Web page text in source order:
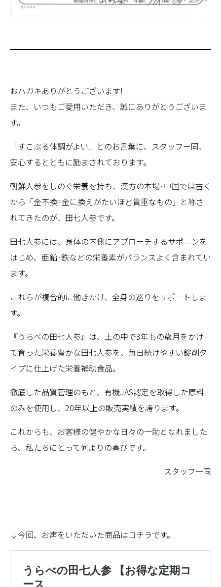
おハガキありがとうございます!
また、いつもご愛用いただき、誠にありがとうございま
す。
「すこぶる体調がよい」とのお言葉に、スタッフー同、
安心するとともに励まされております。
朝鮮人参をしのぐ栄養を持ち、漢方の本場·中国では古く
から「金不換=金に換えがたいほど貴重なもの」と称さ
れてきたのが、田七人参です。
田七人参には、身体の内側にアプローチするサポニンを
はじめ、亜鉛·鉄などの栄養素がバランスよく含まれてい
ます。
これらが複合的に働きかけ、全身の巡りをサポートしま
す。
『うらべの田七人参』は、土の中で3年もの歳月をかけ
て育った栄養豊かな田七人参を、毎日続けやすい錠剤タ
イプに仕上げた栄養補助食品。
徹底した品質管理のもと、有機JAS認定を取得した原料
のみを使用し、20年以上の販売実績を誇ります。
これからも、お客様の健やかな日々の一助となれました
ら、私たちにとって何よりの喜びです。
スタッフ一同
↓今回、お声をいただいた商品はコチラです。